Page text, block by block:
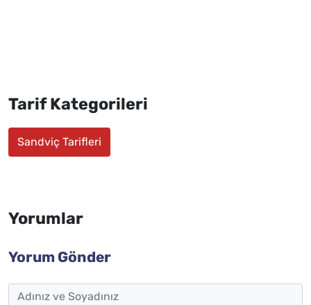
Tarif Kategorileri
Sandviç Tarifleri
Yorumlar
Yorum Gönder